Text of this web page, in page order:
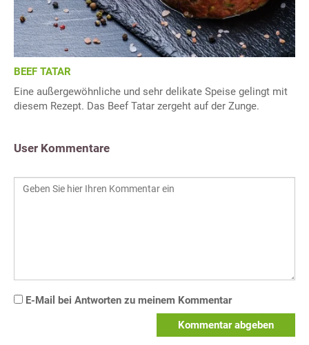
BEEF TATAR
Eine außergewöhnliche und sehr delikate Speise gelingt mit
diesem Rezept. Das Beef Tatar zergeht auf der Zunge.
User Kommentare
E-Mail bei Antworten zu meinem Kommentar
Kommentar abgeben